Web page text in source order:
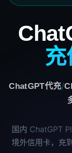
ChatGPT代充/
国内 ChatGPT
境外信用卡，充